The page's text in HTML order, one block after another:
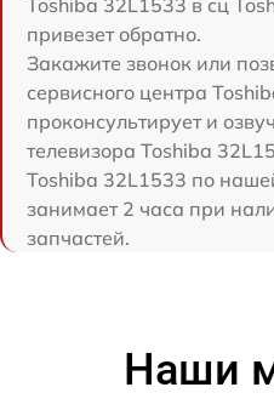
привезет обратно.
Закажите звонок или
сервисного центра
проконсультирует и
телевизора Toshiba
Toshiba 32L1533 по
занимает 2 часа при
запчастей.
Наши